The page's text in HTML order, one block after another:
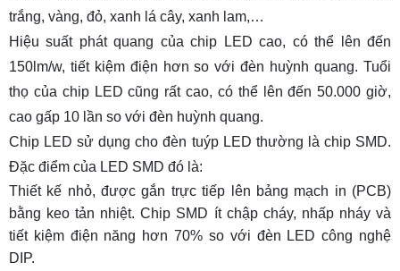
trắng, vàng, đỏ, xanh lá cây, xanh lam,…
Hiệu suất phát quang của chip LED cao, có thể lên đến
150lm/w, tiết kiệm điện hơn so với đèn huỳnh quang. Tuổi
thọ của chip LED cũng rất cao, có thể lên đến 50.000 giờ,
cao gấp 10 lần so với đèn huỳnh quang.
Chip LED sử dụng cho đèn tuýp LED thường là chip SMD.
Đặc điểm của LED SMD đó là:
Thiết kế nhỏ, được gắn trực tiếp lên bảng mạch in (PCB)
bằng keo tản nhiệt. Chip SMD ít chập cháy, nhấp nháy và
tiết kiệm điện năng hơn 70% so với đèn LED công nghệ
DIP.